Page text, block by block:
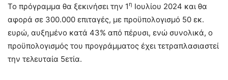
Το πρόγραμμα θα ξεκινήσει την 1η Ιουλίου 2024 και θα
αφορά σε 300.000 επιταγές, με προϋπολογισμό 50 εκ.
ευρώ, αυξημένο κατά 43% από πέρυσι, ενώ συνολικά, ο
προϋπολογισμός του προγράμματος έχει τετραπλασιαστεί
την τελευταία 5ετία.